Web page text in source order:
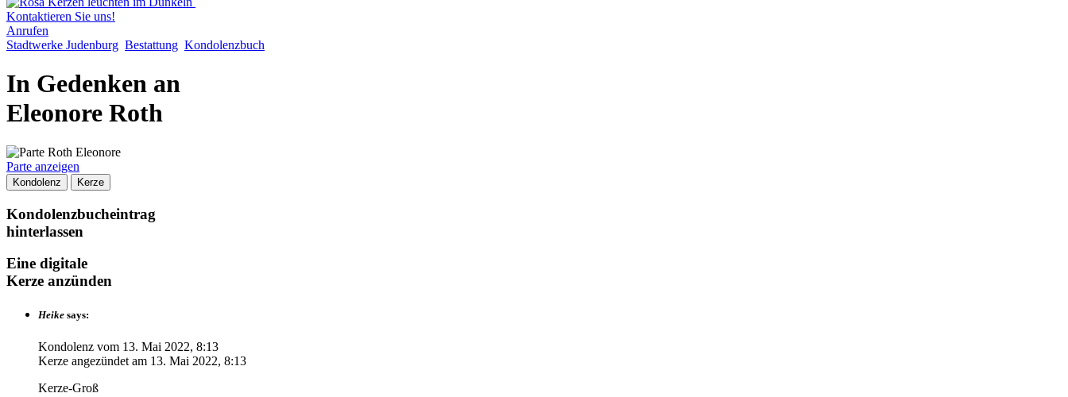
Kontaktieren Sie uns!
Anrufen
Stadtwerke Judenburg Bestattung Kondolenzbuch
In Gedenken an
Eleonore Roth
Parte anzeigen
Kondolenz Kerze
Kondolenzbucheintrag
hinterlassen
Eine digitale
Kerze anzünden
Heike says:
Kondolenz vom 13. Mai 2022, 8:13
Kerze angezündet am 13. Mai 2022, 8:13
Kerze-Groß